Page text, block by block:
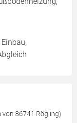
von 86741 Rögling)